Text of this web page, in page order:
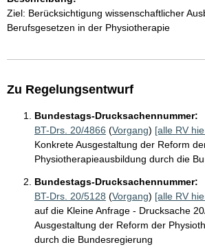
Ziel: Berücksichtigung wissenschaftlicher
Berufsgesetzen in der Physiotherapie
Zu Regelungsentwurf
Bundestags-Drucksachennummer:
BT-Drs. 20/4866 (Vorgang) [alle RV
Konkrete Ausgestaltung der Reform
Physiotherapieausbildung durch die
Bundestags-Drucksachennummer:
BT-Drs. 20/5128 (Vorgang) [alle RV
auf die Kleine Anfrage - Drucksache
Ausgestaltung der Reform der
durch die Bundesregierung